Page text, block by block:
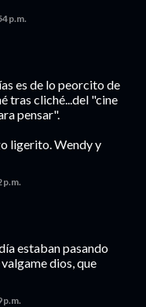
p.m.
es de lo peorcito de
tras cliché...del "cine
pensar".
ligerito. Wendy y
p.m.
estaban pasando
dios, que
p.m.